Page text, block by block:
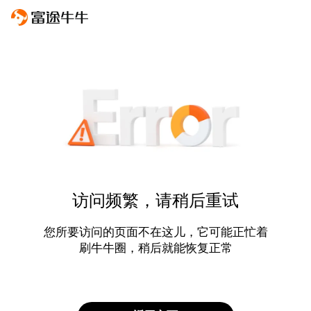
访问频繁，请稍后重试
您所要访问的页面不在这儿，它可能正忙着
刷牛牛圈，稍后就能恢复正常